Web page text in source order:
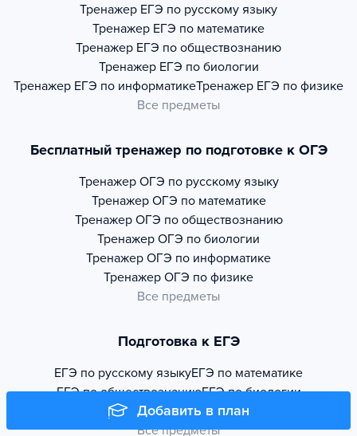
Добавить в план
Тренажер ЕГЭ по русскому языку
Тренажер ЕГЭ по математике
Тренажер ЕГЭ по обществознанию
Тренажер ЕГЭ по биологии
Тренажер ЕГЭ по информатикеТренажер ЕГЭ по физике
Все предметы
Бесплатный тренажер по подготовке к ОГЭ
Тренажер ОГЭ по русскому языку
Тренажер ОГЭ по математике
Тренажер ОГЭ по обществознанию
Тренажер ОГЭ по биологии
Тренажер ОГЭ по информатике
Тренажер ОГЭ по физике
Все предметы
Подготовка к ЕГЭ
ЕГЭ по русскому языкуЕГЭ по математике
ЕГЭ по обществознаниюЕГЭ по биологии
ЕГЭ по информатикеЕГЭ по физике
Все предметы